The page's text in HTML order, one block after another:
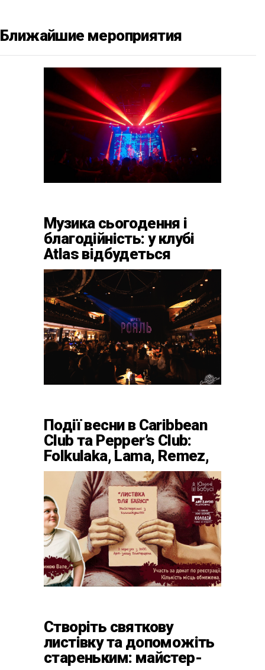
Ближайшие мероприятия
Музика сьогодення і
благодійність: у клубі
Atlas відбудеться
весняний «ГОМІН»
Події весни в Caribbean
Club та Pepper’s Club:
Folkulaka, Lama, Remez,
вар’єте «Рояль» і
триб’ют-шоу
Створіть святкову
листівку та допоможіть
стареньким: майстер-